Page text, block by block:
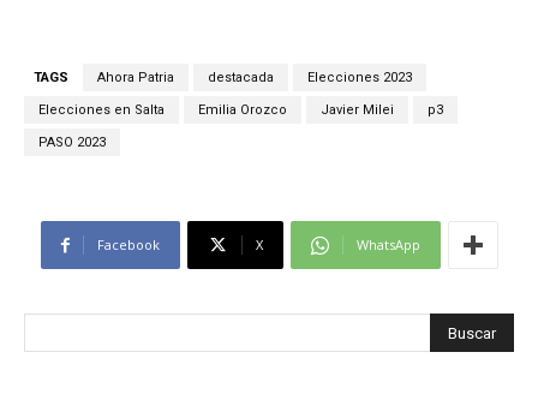
TAGS Ahora Patria destacada Elecciones 2023
Elecciones en Salta Emilia Orozco Javier Milei p3
PASO 2023
Facebook X WhatsApp